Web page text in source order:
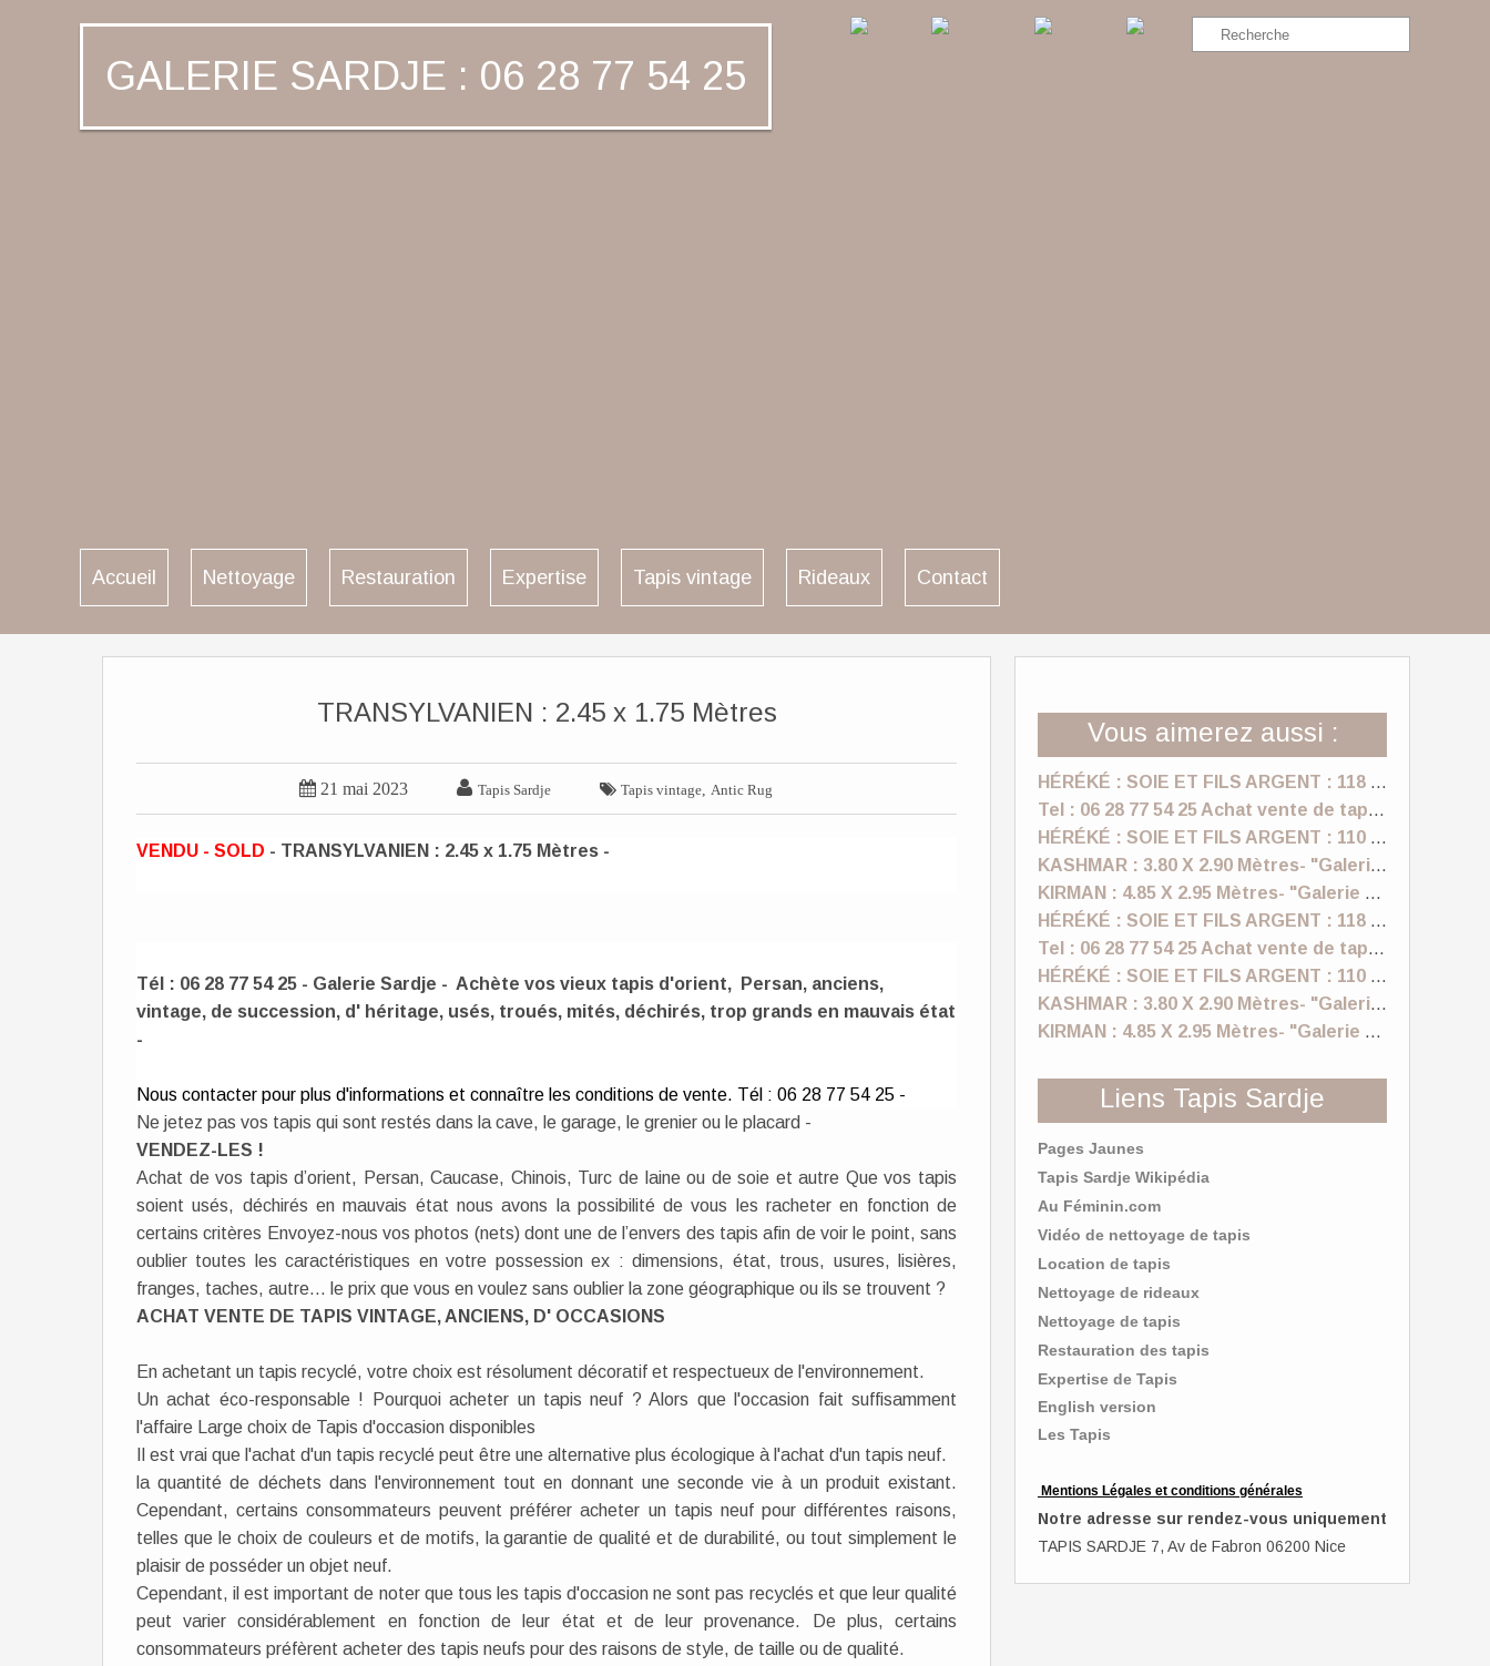
GALERIE SARDJE : 06 28 77 54 25
Accueil Nettoyage Restauration Expertise Tapis vintage Rideaux Contact
Vous aimerez aussi :
HÉRÉKÉ : SOIE ET FILS ARGENT : 118 X 170 Cm "Tapis sardje"
Tel : 06 28 77 54 25 Achat vente de tapis anciens, vintage a Nice- "Galerie Sardje"
HÉRÉKÉ : SOIE ET FILS ARGENT : 110 X 157 Cm "Tapis sardje"
KASHMAR : 3.80 X 2.90 Mètres- "Galerie Sardje"
KIRMAN : 4.85 X 2.95 Mètres- "Galerie Sardje"
HÉRÉKÉ : SOIE ET FILS ARGENT : 118 X 170 Cm "Tapis sardje"
Tel : 06 28 77 54 25 Achat vente de tapis anciens, vintage a Nice- "Galerie Sardje"
HÉRÉKÉ : SOIE ET FILS ARGENT : 110 X 157 Cm "Tapis sardje"
KASHMAR : 3.80 X 2.90 Mètres- "Galerie Sardje"
KIRMAN : 4.85 X 2.95 Mètres- "Galerie Sardje"
Liens Tapis Sardje
Pages Jaunes
Tapis Sardje Wikipédia
Au Féminin.com
Vidéo de nettoyage de tapis
Location de tapis
Nettoyage de rideaux
Nettoyage de tapis
Restauration des tapis
Expertise de Tapis
English version
Les Tapis
Mentions Légales et conditions générales
Notre adresse sur rendez-vous uniquement
TAPIS SARDJE 7, Av de Fabron 06200 Nice
TRANSYLVANIEN : 2.45 x 1.75 Mètres
 21 mai 2023  Tapis Sardje  Tapis vintage, Antic Rug
VENDU - SOLD - TRANSYLVANIEN : 2.45 x 1.75 Mètres -
Tél : 06 28 77 54 25 - Galerie Sardje - Achète vos vieux tapis d'orient, Persan, anciens,
vintage, de succession, d' héritage, usés, troués, mités, déchirés, trop grands en mauvais état
-
Nous contacter pour plus d'informations et connaître les conditions de vente. Tél : 06 28 77 54 25 -
Ne jetez pas vos tapis qui sont restés dans la cave, le garage, le grenier ou le placard -
VENDEZ-LES !
Achat de vos tapis d’orient, Persan, Caucase, Chinois, Turc de laine ou de soie et autre Que vos tapis
soient usés, déchirés en mauvais état nous avons la possibilité de vous les racheter en fonction de
certains critères Envoyez-nous vos photos (nets) dont une de l’envers des tapis afin de voir le point, sans
oublier toutes les caractéristiques en votre possession ex : dimensions, état, trous, usures, lisières,
franges, taches, autre... le prix que vous en voulez sans oublier la zone géographique ou ils se trouvent ?
ACHAT VENTE DE TAPIS VINTAGE, ANCIENS, D' OCCASIONS
En achetant un tapis recyclé, votre choix est résolument décoratif et respectueux de l'environnement.
Un achat éco-responsable ! Pourquoi acheter un tapis neuf ? Alors que l'occasion fait suffisamment
l'affaire Large choix de Tapis d'occasion disponibles
Il est vrai que l'achat d'un tapis recyclé peut être une alternative plus écologique à l'achat d'un tapis neuf.
la quantité de déchets dans l'environnement tout en donnant une seconde vie à un produit existant.
Cependant, certains consommateurs peuvent préférer acheter un tapis neuf pour différentes raisons,
telles que le choix de couleurs et de motifs, la garantie de qualité et de durabilité, ou tout simplement le
plaisir de posséder un objet neuf.
Cependant, il est important de noter que tous les tapis d'occasion ne sont pas recyclés et que leur qualité
peut varier considérablement en fonction de leur état et de leur provenance. De plus, certains
consommateurs préfèrent acheter des tapis neufs pour des raisons de style, de taille ou de qualité.